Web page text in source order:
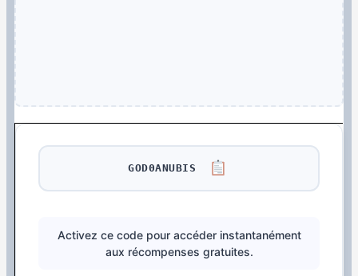
GOD0ANUBIS
Activez ce code pour accéder instantanément
aux récompenses gratuites.